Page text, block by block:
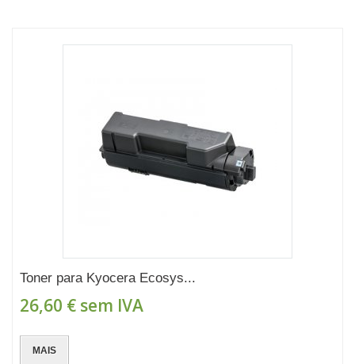
Toner para Kyocera Ecosys...
26,60 € sem IVA
MAIS